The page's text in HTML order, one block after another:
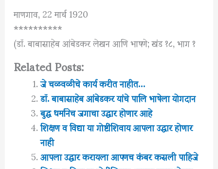
माणगाव, 22 मार्च 1920
**********
(डॉ. बाबासाहेब आंबेडकर लेखन आणि भाषणे; खंड १८, भाग १
Related Posts:
जे चळवळीचे कार्य करीत नाहीत…
डॉ. बाबासाहेब आंबेडकर यांचे पालि भाषेला योगदान
बुद्ध धर्मानेच जगाचा उद्धार होणार आहे
शिक्षण व विद्या या गोष्टींशिवाय आपला उद्धार होणार
नाही
आपला उद्धार करायला आपणच कंबर कसली पाहिजे